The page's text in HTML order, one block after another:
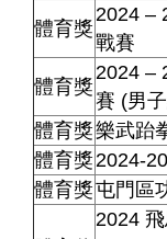
體育獎
2024 –
戰賽
體育獎
2024 –
賽 (男
體育獎樂武跆
體育獎2024-
體育獎屯門區
2024